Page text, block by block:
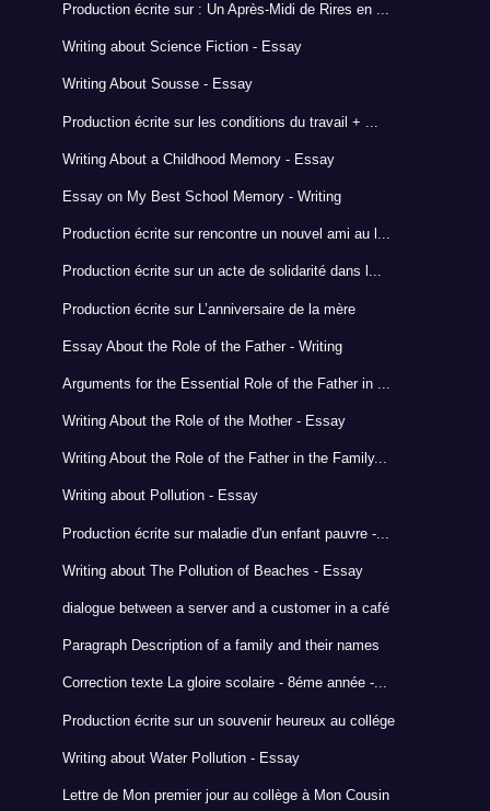
Production écrite sur : Un Après-Midi de Rires en ...
Writing about Science Fiction - Essay
Writing About Sousse - Essay
Production écrite sur les conditions du travail + ...
Writing About a Childhood Memory - Essay
Essay on My Best School Memory - Writing
Production écrite sur rencontre un nouvel ami au l...
Production écrite sur un acte de solidarité dans l...
Production écrite sur L’anniversaire de la mère
Essay About the Role of the Father - Writing
Arguments for the Essential Role of the Father in ...
Writing About the Role of the Mother - Essay
Writing About the Role of the Father in the Family...
Writing about Pollution - Essay
Production écrite sur maladie d'un enfant pauvre -...
Writing about The Pollution of Beaches - Essay
dialogue between a server and a customer in a café
Paragraph Description of a family and their names
Correction texte La gloire scolaire - 8éme année -...
Production écrite sur un souvenir heureux au collége
Writing about Water Pollution - Essay
Lettre de Mon premier jour au collège à Mon Cousin